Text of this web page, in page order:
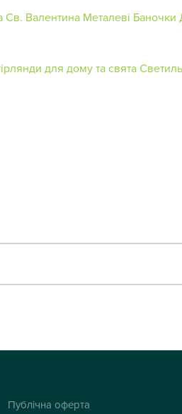
Св. Валентина Металеві Баночки
для дому та свята
Публічна оферта